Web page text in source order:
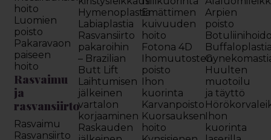
hoito
Luomien
poisto
Pakaravaon
paiseen
hoito
Rasvaimu
ja
rasvansiirto
Rasvaimu
Rasvansiirto
Hymenoplastia
Labiaplastia
Rasvansiirto
pakaroihin
– Brazilian
Butt Lift
Laihtumisen
jälkeinen
vartalon
korjaaminen
Raskauden
Emättimen
kuivuuden
hoito
Fotona 4D
Ihomuutosten
poisto
Ihon
kuorinta
Karvanpoisto
Kuorsauksen
hoito
Arpien
poisto
Huulten
muotoilu
ja täyttö
Ihon
kuorinta